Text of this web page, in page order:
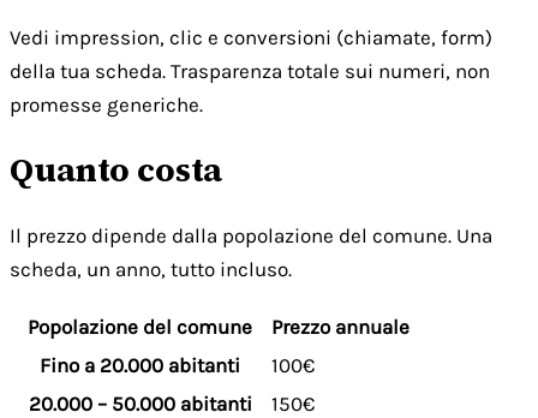
Vedi impression, clic e conversioni (chiamate, form)
della tua scheda. Trasparenza totale sui numeri, non
promesse generiche.
Quanto costa
Il prezzo dipende dalla popolazione del comune. Una
scheda, un anno, tutto incluso.
Popolazione del comune
Prezzo annuale
Fino a 20.000 abitanti
100€
20.000 – 50.000 abitanti
150€